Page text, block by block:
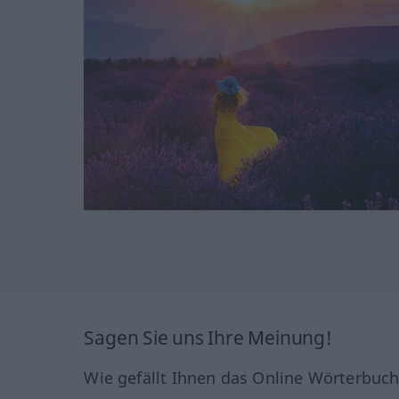
Sagen Sie uns Ihre Meinung!
Wie gefällt Ihnen das Online